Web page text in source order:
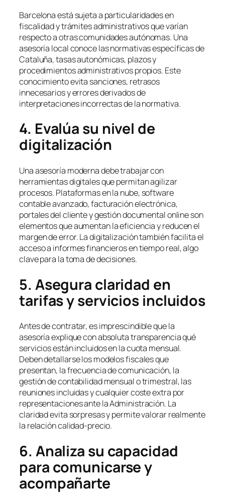
Barcelona está sujeta a particularidades en
fiscalidad y trámites administrativos que varían
respecto a otras comunidades autónomas. Una
asesoría local conoce las normativas específicas de
Cataluña, tasas autonómicas, plazos y
procedimientos administrativos propios. Este
conocimiento evita sanciones, retrasos
innecesarios y errores derivados de
interpretaciones incorrectas de la normativa.
4. Evalúa su nivel de
digitalización
Una asesoría moderna debe trabajar con
herramientas digitales que permitan agilizar
procesos. Plataformas en la nube, software
contable avanzado, facturación electrónica,
portales del cliente y gestión documental online son
elementos que aumentan la eficiencia y reducen el
margen de error. La digitalización también facilita el
acceso a informes financieros en tiempo real, algo
clave para la toma de decisiones.
5. Asegura claridad en
tarifas y servicios incluidos
Antes de contratar, es imprescindible que la
asesoría explique con absoluta transparencia qué
servicios están incluidos en la cuota mensual.
Deben detallarse los modelos fiscales que
presentan, la frecuencia de comunicación, la
gestión de contabilidad mensual o trimestral, las
reuniones incluidas y cualquier coste extra por
representaciones ante la Administración. La
claridad evita sorpresas y permite valorar realmente
la relación calidad-precio.
6. Analiza su capacidad
para comunicarse y
acompañarte